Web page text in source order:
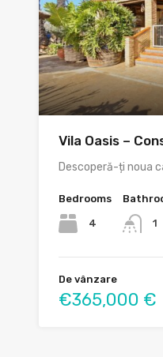
Vila Oasis –
Descoperă-ți noua
Bedrooms
4 1
De vânzare
€365,000 €